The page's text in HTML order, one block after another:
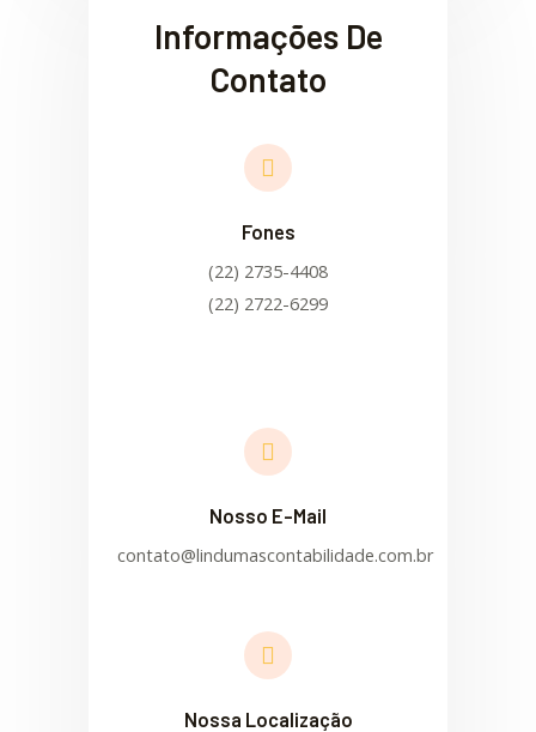
Informações De
Contato
Fones
(22) 2735-4408
(22) 2722-6299
Nosso E-Mail
contato@lindumascontabilidade.com.br
Nossa Localização